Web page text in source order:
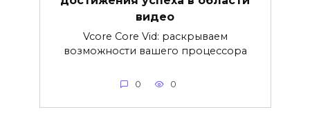
видео
Vcore Core Vid: раскрываем
возможности вашего процессора
0 0